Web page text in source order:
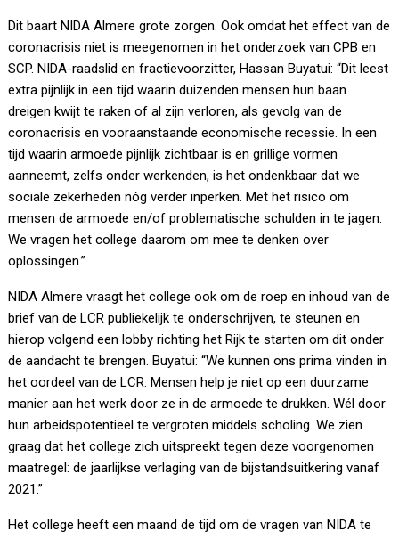
Dit baart NIDA Almere grote zorgen. Ook omdat het effect van de
coronacrisis niet is meegenomen in het onderzoek van CPB en
SCP. NIDA-raadslid en fractievoorzitter, Hassan Buyatui: “Dit leest
extra pijnlijk in een tijd waarin duizenden mensen hun baan
dreigen kwijt te raken of al zijn verloren, als gevolg van de
coronacrisis en vooraanstaande economische recessie. In een
tijd waarin armoede pijnlijk zichtbaar is en grillige vormen
aanneemt, zelfs onder werkenden, is het ondenkbaar dat we
sociale zekerheden nóg verder inperken. Met het risico om
mensen de armoede en/of problematische schulden in te jagen.
We vragen het college daarom om mee te denken over
oplossingen.”
NIDA Almere vraagt het college ook om de roep en inhoud van de
brief van de LCR publiekelijk te onderschrijven, te steunen en
hierop volgend een lobby richting het Rijk te starten om dit onder
de aandacht te brengen. Buyatui: “We kunnen ons prima vinden in
het oordeel van de LCR. Mensen help je niet op een duurzame
manier aan het werk door ze in de armoede te drukken. Wél door
hun arbeidspotentieel te vergroten middels scholing. We zien
graag dat het college zich uitspreekt tegen deze voorgenomen
maatregel: de jaarlijkse verlaging van de bijstandsuitkering vanaf
2021.”
Het college heeft een maand de tijd om de vragen van NIDA te